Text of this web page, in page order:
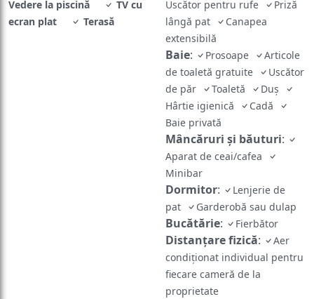
Vedere la piscină
TV cu
ecran plat
Terasă
Uscător pentru rufe
Priză
lângă pat
Canapea
extensibilă
Baie: Prosoape
Articole
de toaletă gratuite
Uscător
de păr
Toaletă
Duș
Hârtie igienică
Cadă
Baie privată
Mâncăruri și băuturi:
Aparat de ceai/cafea
Minibar
Dormitor:
Lenjerie de
pat
Garderobă sau dulap
Bucătărie: Fierbător
Distanțare fizică:
Aer
condiționat individual pentru
fiecare cameră de la
proprietate